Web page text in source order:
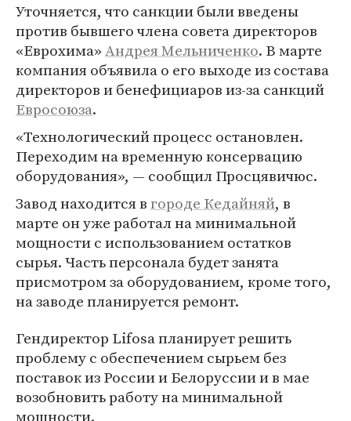
Уточняется, что санкции были введены
против бывшего члена совета директоров
«Еврохима»Андрея Мельниченко. В марте
компания объявила о его выходе из состава
директоров и бенефициаров из-за санкций
Евросоюза.
«Технологический процесс остановлен.
Переходим на временную консервацию
оборудования», — сообщил Просцявичюс.
Завод находится вгороде Кедайняй, в
марте он уже работал на минимальной
мощности с использованием остатков
сырья. Часть персонала будет занята
присмотром за оборудованием, кроме того,
на заводе планируется ремонт.
Гендиректор Lifosa планирует решить
проблему с обеспечением сырьем без
поставок из России и Белоруссии и в мае
возобновить работу на минимальной
мощности.